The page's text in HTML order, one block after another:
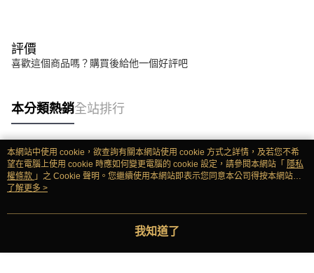
評價
喜歡這個商品嗎？購買後給他一個好評吧
本分類熱銷全站排行
熱門標籤
本網站中使用 cookie，欲查詢有關本網站使用 cookie 方式之詳情，及若您不希
望在電腦上使用 cookie 時應如何變更電腦的 cookie 設定，請參閱本網站「 隱私
權條款 」之 Cookie 聲明。您繼續使用本網站即表示您同意本公司得按本網站使
用條款之 Cookie 聲明使用 cookie。
了解更多 >
我知道了